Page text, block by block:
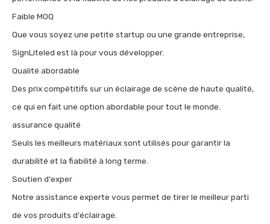
Faible MOQ
Que vous soyez une petite startup ou une grande entreprise,
SignLiteled est là pour vous développer.
Qualité abordable
Des prix compétitifs sur un éclairage de scène de haute qualité,
ce qui en fait une option abordable pour tout le monde.
assurance qualité
Seuls les meilleurs matériaux sont utilisés pour garantir la
durabilité et la fiabilité à long terme.
Soutien d'exper
Notre assistance experte vous permet de tirer le meilleur parti
de vos produits d'éclairage.